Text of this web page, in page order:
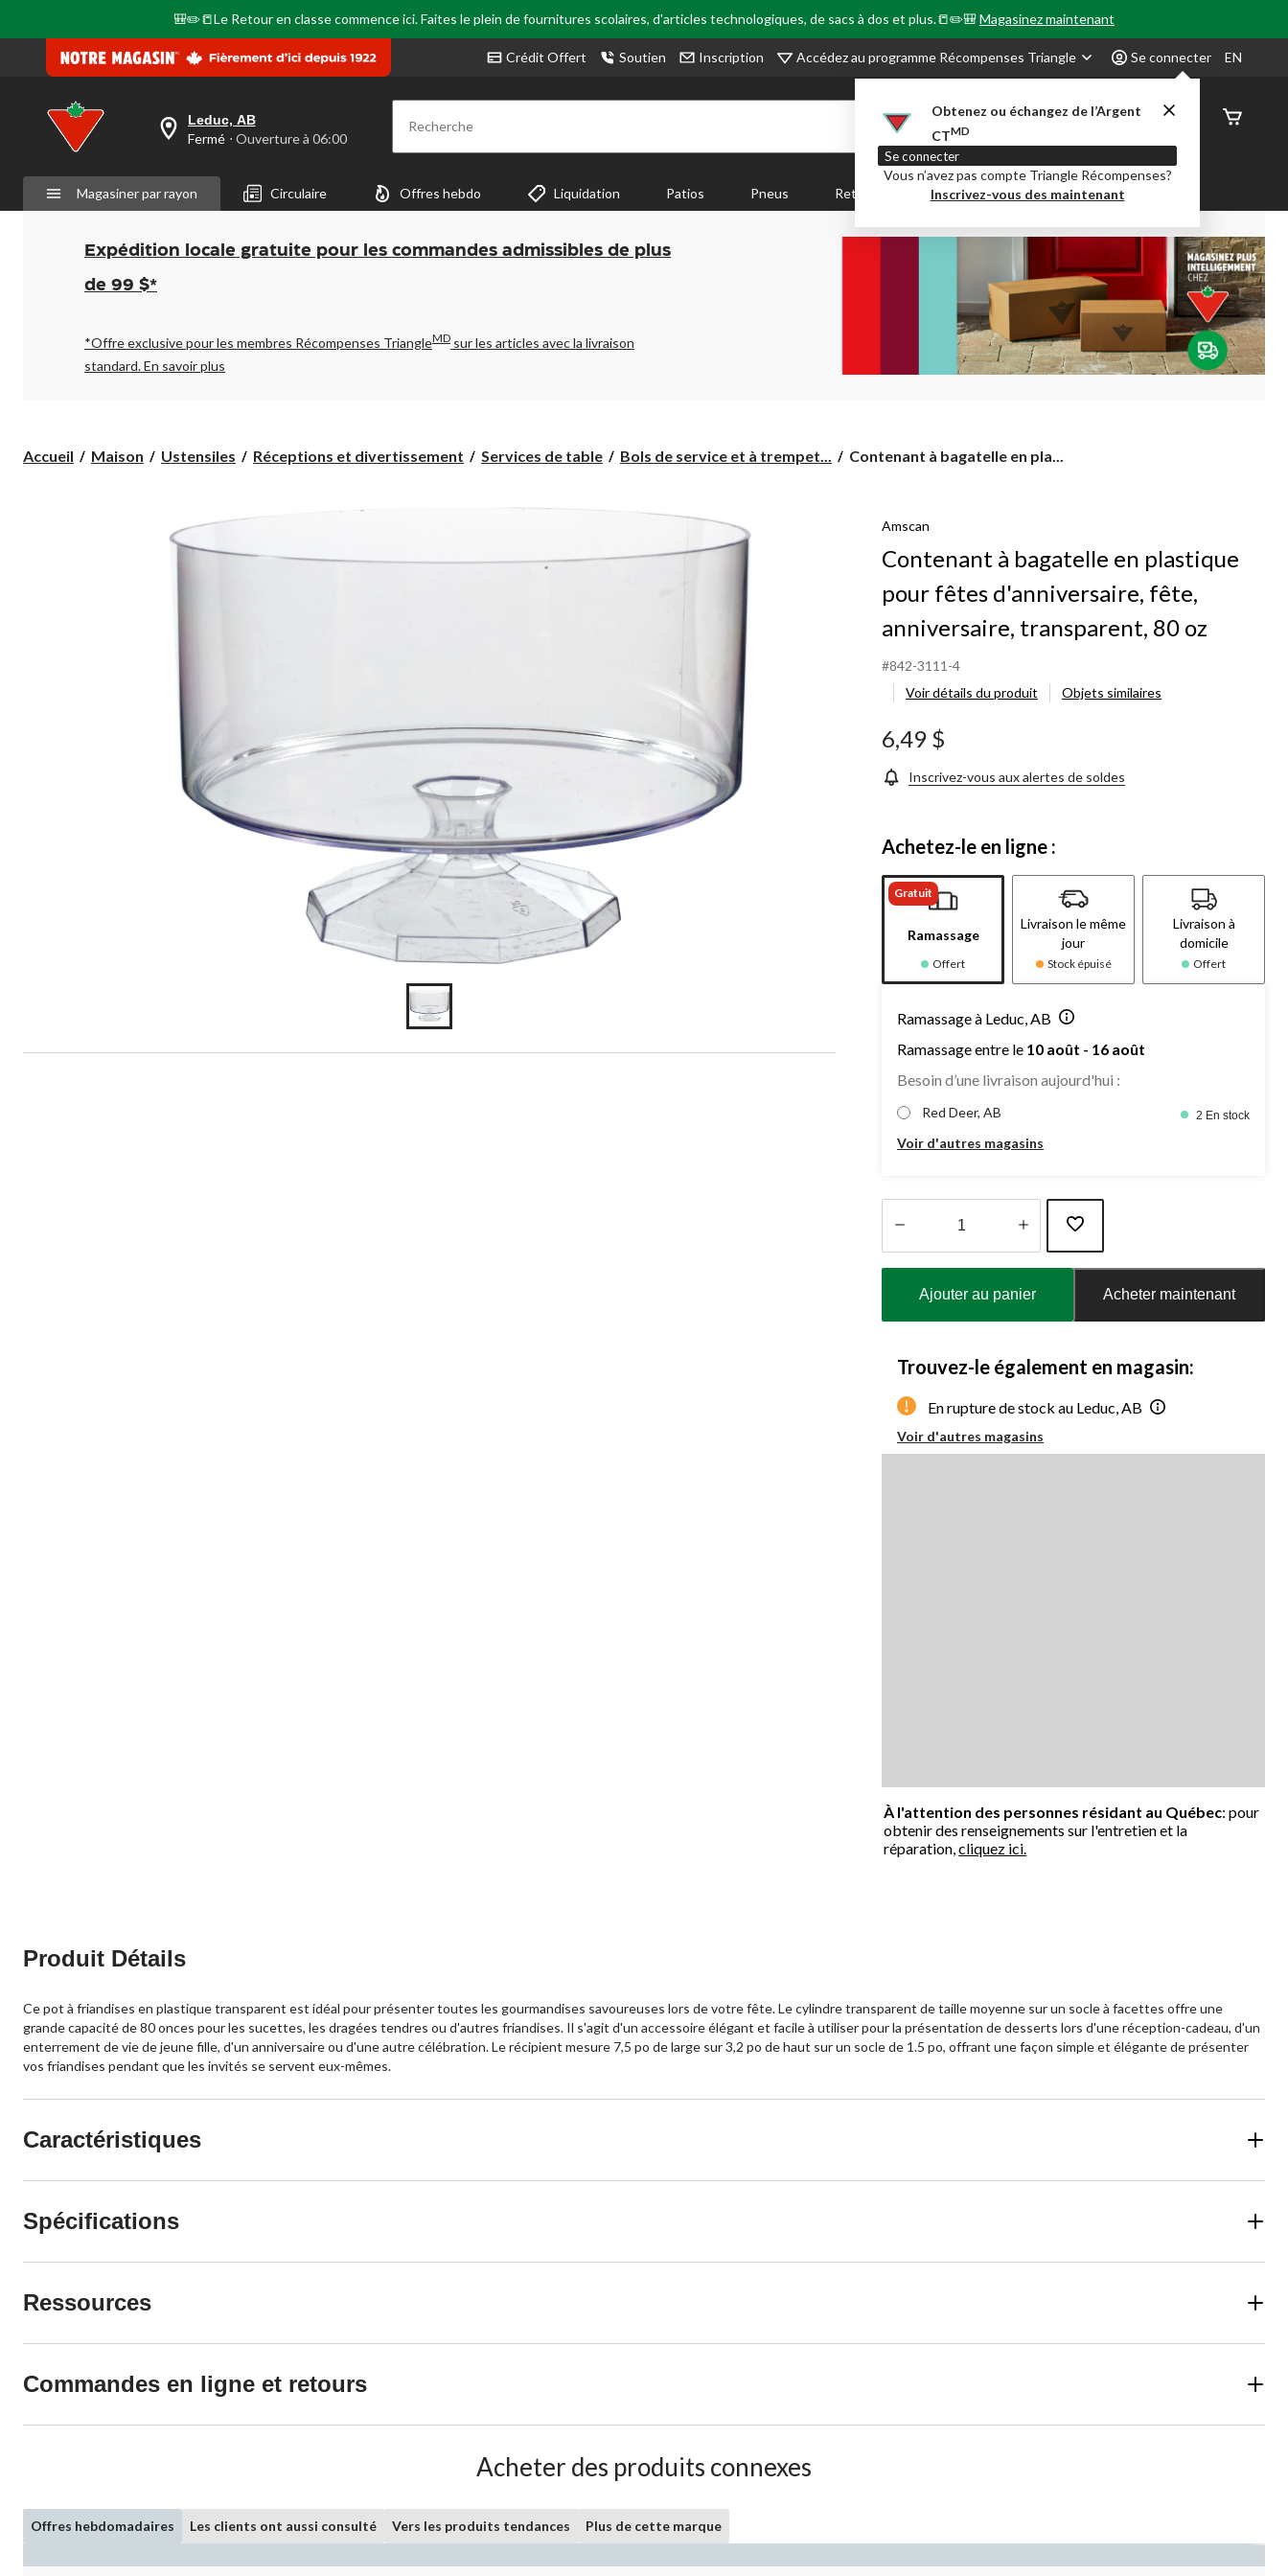
🎒✏️📒Le Retour en classe commence ici. Faites le plein de fournitures scolaires, d'articles technologiques, de sacs à dos et plus.📒✏️🎒Magasinez maintenant
Crédit Offert Soutien Inscription Accédez au programme Récompenses Triangle Se connecter
Obtenez ou échangez de l’Argent
CTMD
Se connecter
Vous n’avez pas compte Triangle Récompenses?
Inscrivez-vous des maintenant
EN
votre
est
Leduc,
AB,
Fermé,
Ouverture
à
pour
changer
Leduc, AB
Fermé ⋅ Ouverture à 06:00 Recherche
État de
Magasiner par rayon Circulaire Offres hebdo Liquidation Patios Pneus Retour en Classe Party City Centre-auto
Expédition locale gratuite pour les commandes admissibles de plus
de 99 $*
*Offre exclusive pour les membres Récompenses TriangleMD sur les articles avec la livraison
standard.En savoir plus
Accueil Maison Ustensiles Réceptions et divertissement Services de table Bols de service et à trempet...
Contenant
plastique
d'anniversaire,
anniversaire,
transparent,
Contenant à bagatelle en pla...
Amscan
Contenant à bagatelle en plastique
pour fêtes d'anniversaire, fête,
anniversaire, transparent, 80 oz
#842-3111-4
Voir détails du produit
Objets similaires
6,49 $
Inscrivez-vous aux alertes de soldes
Achetez-le en ligne :
Gratuit
Ramassage
Offert
Livraison le même
jour
Stock épuisé
Livraison à
domicile
Offert
Ramassage à Leduc, AB
Ramassage entre le 10 août - 16 août
Besoin d’une livraison aujourd'hui :
Red Deer, AB 2 En stock
Voir d'autres magasins
Ajouter au panier Acheter maintenant
Trouvez-le également en magasin:
En rupture de stock au Leduc, AB
Voir d'autres magasins
À l'attention des personnes résidant au Québec: pour
obtenir des renseignements sur l'entretien et la
réparation,cliquez ici.
Produit Détails
Ce pot à friandises en plastique transparent est idéal pour présenter toutes les gourmandises savoureuses lors de votre fête. Le cylindre transparent de taille moyenne sur un socle à facettes offre une
grande capacité de 80 onces pour les sucettes, les dragées tendres ou d'autres friandises. Il s'agit d'un accessoire élégant et facile à utiliser pour la présentation de desserts lors d'une réception-cadeau, d'un
enterrement de vie de jeune fille, d'un anniversaire ou d'une autre célébration. Le récipient mesure 7,5 po de large sur 3,2 po de haut sur un socle de 1.5 po, offrant une façon simple et élégante de présenter
vos friandises pendant que les invités se servent eux-mêmes.
Caractéristiques
Spécifications
Ressources
Commandes en ligne et retours
Acheter des produits connexes
Offres hebdomadaires Les clients ont aussi consulté Vers les produits tendances Plus de cette marque